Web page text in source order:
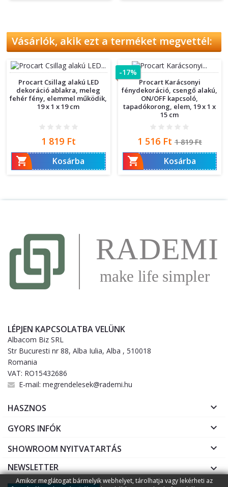
Vásárlók, akik ezt a terméket megvettél:
Procart Csillag alakú LED
dekoráció ablakra, meleg
fehér fény, elemmel működik,
19 x 1 x 19 cm
Ár
1 819 Ft

Kosárba
Procart Karácsonyi
fénydekoráció, csengő alakú,
ON/OFF kapcsoló,
tapadókorong, elem, 19 x 1 x
15 cm
Ár
1 516 Ft Normál
ár
1 819 Ft
 Kosárba
-17%
LÉPJEN KAPCSOLATBA VELÜNK
Albacom Biz SRL
Str Bucuresti nr 88, Alba Iulia, Alba , 510018
Romania
VAT: RO15432686
E-mail: megrendelesek@rademi.hu
HASZNOS 
GYORS INFÓK 
SHOWROOM NYITVATARTÁS 
NEWSLETTER 
Amikor meglátogat bármelyik webhelyet, tárolhatja vagy lekérheti az